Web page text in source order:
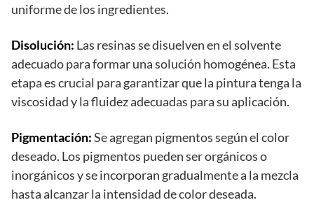
uniforme de los ingredientes.
Disolución: Las resinas se disuelven en el solvente
adecuado para formar una solución homogénea. Esta
etapa es crucial para garantizar que la pintura tenga la
viscosidad y la fluidez adecuadas para su aplicación.
Pigmentación:Se agregan pigmentos según el color
deseado. Los pigmentos pueden ser orgánicos o
inorgánicos y se incorporan gradualmente a la mezcla
hasta alcanzar la intensidad de color deseada.